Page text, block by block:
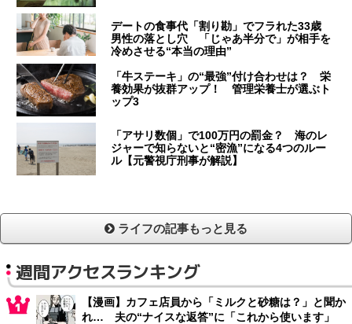
デートの食事代「割り勘」でフラれた33歳
男性の落とし穴 「じゃあ半分で」が相手を
冷めさせる“本当の理由”
「牛ステーキ」の“最強”付け合わせは？ 栄
養効果が抜群アップ！ 管理栄養士が選ぶト
ップ3
「アサリ数個」で100万円の罰金？ 海のレ
ジャーで知らないと“密漁”になる4つのルー
ル【元警視庁刑事が解説】
ライフの記事もっと見る
週間アクセスランキング
【漫画】カフェ店員から「ミルクと砂糖は？」と聞か
れ… 夫の“ナイスな返答”に「これから使います」